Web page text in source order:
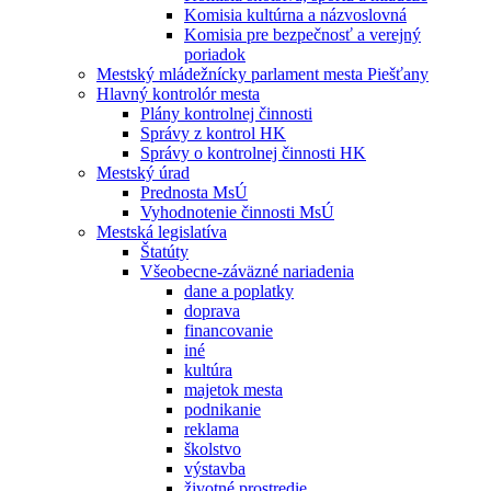
Komisia kultúrna a názvoslovná
Komisia pre bezpečnosť a verejný
poriadok
Mestský mládežnícky parlament mesta Piešťany
Hlavný kontrolór mesta
Plány kontrolnej činnosti
Správy z kontrol HK
Správy o kontrolnej činnosti HK
Mestský úrad
Prednosta MsÚ
Vyhodnotenie činnosti MsÚ
Mestská legislatíva
Štatúty
Všeobecne-záväzné nariadenia
dane a poplatky
doprava
financovanie
iné
kultúra
majetok mesta
podnikanie
reklama
školstvo
výstavba